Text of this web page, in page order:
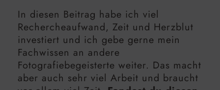
In diesen Beitrag habe ich viel
Rechercheaufwand, Zeit und Herzblut
investiert und ich gebe gerne mein
Fachwissen an andere
Fotografiebegeisterte weiter. Das macht
aber auch sehr viel Arbeit und braucht